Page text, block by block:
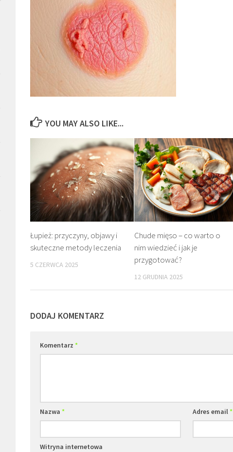
YOU MAY ALSO LIKE...
Łupież: przyczyny, objawy i
skuteczne metody leczenia
5 CZERWCA 2025
Chude mięso – co warto o
nim wiedzieć i jak je
przygotować?
12 GRUDNIA 2025
DODAJ KOMENTARZ
Komentarz *
Nazwa * Adres email*
Witryna internetowa